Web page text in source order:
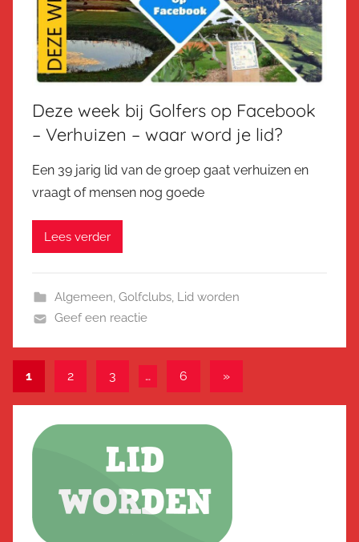
Deze week bij Golfers op Facebook
– Verhuizen – waar word je lid?
Een 39 jarig lid van de groep gaat verhuizen en
vraagt of mensen nog goede
Lees verder
Algemeen, Golfclubs, Lid worden
Geef een reactie
Berichten
paginering
1 2 3 … 6
Volgende
berichten
»